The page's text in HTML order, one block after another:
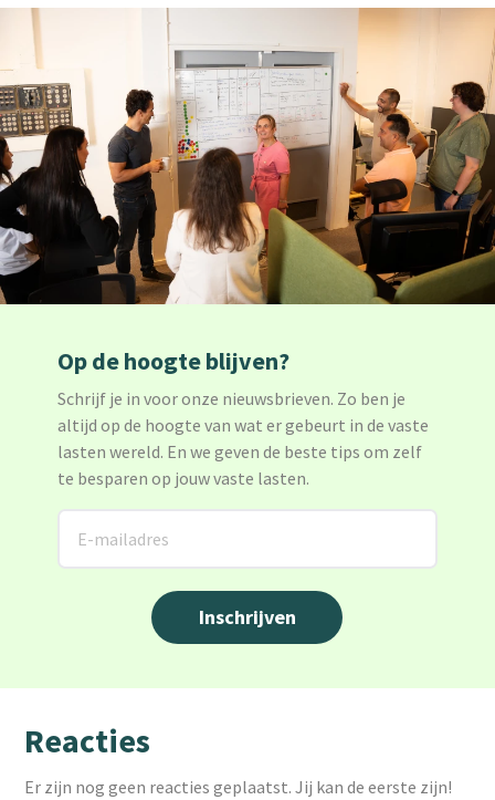
Op de hoogte blijven?
Schrijf je in voor onze nieuwsbrieven. Zo ben je
altijd op de hoogte van wat er gebeurt in de vaste
lasten wereld. En we geven de beste tips om zelf
te besparen op jouw vaste lasten.
Reacties
Er zijn nog geen reacties geplaatst. Jij kan de eerste zijn!